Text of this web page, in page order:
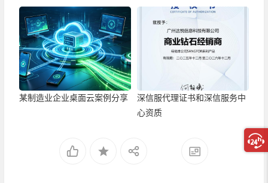
效办公新底座
某制造业企业桌面云案例分享
深信服代理证书和深信服务中
心资质